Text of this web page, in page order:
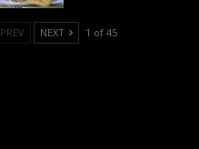
PREV NEXT 1 of 45